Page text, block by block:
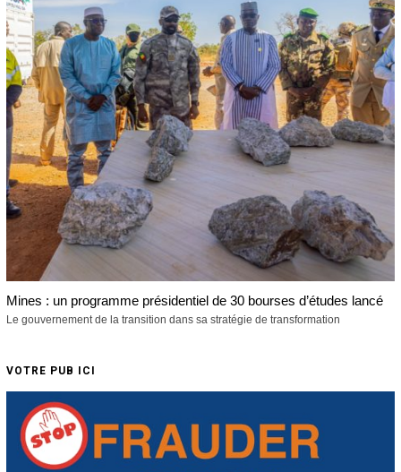
Mines : un programme présidentiel de 30 bourses d’études lancé
Le gouvernement de la transition dans sa stratégie de transformation
VOTRE PUB ICI